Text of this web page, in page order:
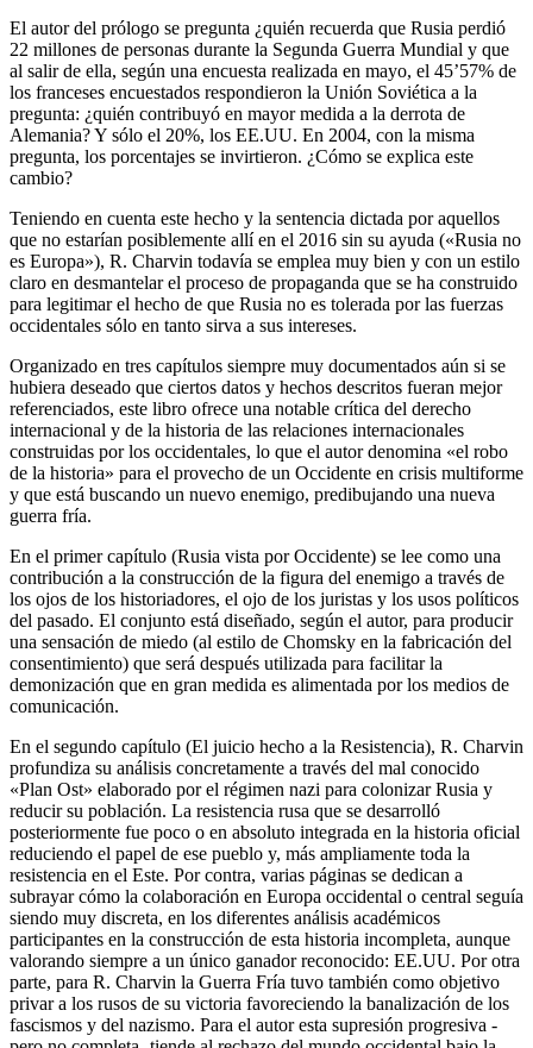
El autor del prólogo se pregunta ¿quién recuerda que Rusia perdió
22 millones de personas durante la Segunda Guerra Mundial y que
al salir de ella, según una encuesta realizada en mayo, el 45’57% de
los franceses encuestados respondieron la Unión Soviética a la
pregunta: ¿quién contribuyó en mayor medida a la derrota de
Alemania? Y sólo el 20%, los EE.UU. En 2004, con la misma
pregunta, los porcentajes se invirtieron. ¿Cómo se explica este
cambio?
Teniendo en cuenta este hecho y la sentencia dictada por aquellos
que no estarían posiblemente allí en el 2016 sin su ayuda («Rusia no
es Europa»), R. Charvin todavía se emplea muy bien y con un estilo
claro en desmantelar el proceso de propaganda que se ha construido
para legitimar el hecho de que Rusia no es tolerada por las fuerzas
occidentales sólo en tanto sirva a sus intereses.
Organizado en tres capítulos siempre muy documentados aún si se
hubiera deseado que ciertos datos y hechos descritos fueran mejor
referenciados, este libro ofrece una notable crítica del derecho
internacional y de la historia de las relaciones internacionales
construidas por los occidentales, lo que el autor denomina «el robo
de la historia» para el provecho de un Occidente en crisis multiforme
y que está buscando un nuevo enemigo, predibujando una nueva
guerra fría.
En el primer capítulo (Rusia vista por Occidente) se lee como una
contribución a la construcción de la figura del enemigo a través de
los ojos de los historiadores, el ojo de los juristas y los usos políticos
del pasado. El conjunto está diseñado, según el autor, para producir
una sensación de miedo (al estilo de Chomsky en la fabricación del
consentimiento) que será después utilizada para facilitar la
demonización que en gran medida es alimentada por los medios de
comunicación.
En el segundo capítulo (El juicio hecho a la Resistencia), R. Charvin
profundiza su análisis concretamente a través del mal conocido
«Plan Ost» elaborado por el régimen nazi para colonizar Rusia y
reducir su población. La resistencia rusa que se desarrolló
posteriormente fue poco o en absoluto integrada en la historia oficial
reduciendo el papel de ese pueblo y, más ampliamente toda la
resistencia en el Este. Por contra, varias páginas se dedican a
subrayar cómo la colaboración en Europa occidental o central seguía
siendo muy discreta, en los diferentes análisis académicos
participantes en la construcción de esta historia incompleta, aunque
valorando siempre a un único ganador reconocido: EE.UU. Por otra
parte, para R. Charvin la Guerra Fría tuvo también como objetivo
privar a los rusos de su victoria favoreciendo la banalización de los
fascismos y del nazismo. Para el autor esta supresión progresiva -